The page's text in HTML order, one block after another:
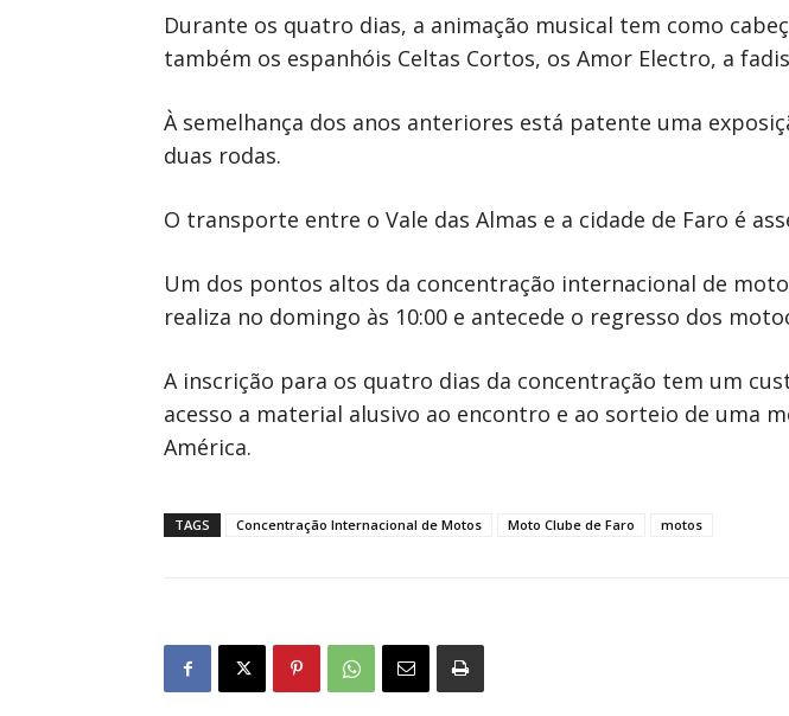
Durante os quatro dias, a animação musical tem como
também os espanhóis Celtas Cortos, os Amor Electro, a
À semelhança dos anos anteriores está patente uma
duas rodas.
O transporte entre o Vale das Almas e a cidade de Faro é
Um dos pontos altos da concentração internacional de
realiza no domingo às 10:00 e antecede o regresso dos
A inscrição para os quatro dias da concentração tem um
acesso a material alusivo ao encontro e ao sorteio de uma
América.
TAGS Concentração Internacional de Motos Moto Clube de Faro motos